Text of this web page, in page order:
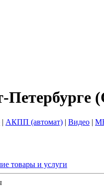
| АКПП (автомат) | Видео |
товары и услуги